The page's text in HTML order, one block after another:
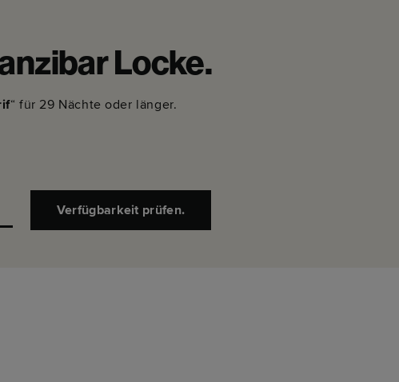
Locke.
“ für 29 Nächte oder länger.
Verfügbarkeit prüfen.